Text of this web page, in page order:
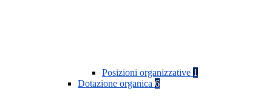
Posizioni organizzative 1
Dotazione organica 6